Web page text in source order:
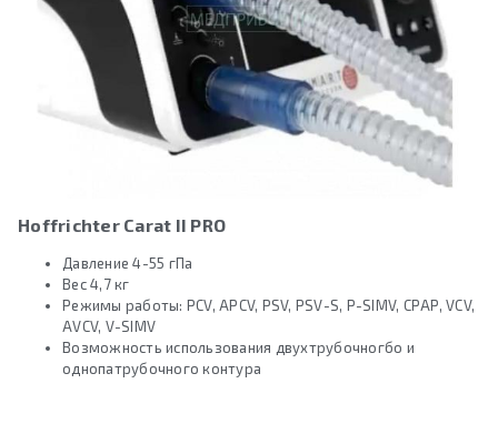
Hoffrichter Carat II PRO
Давление 4-55 гПа
Вес 4,7 кг
Режимы работы: PCV, APCV, PSV, PSV-S, P-SIMV, CPAP, VCV,
AVCV, V-SIMV
Возможность использования двухтрубочногбо и
однопатрубочного контура